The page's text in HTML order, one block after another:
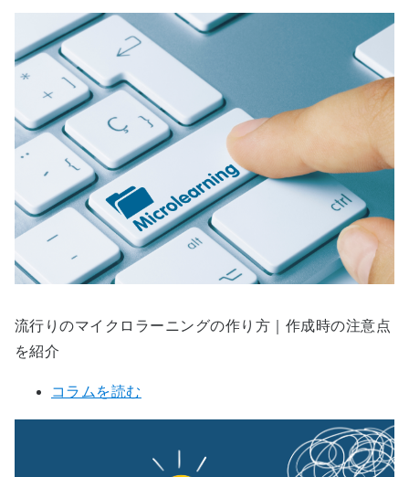
流行りのマイクロラーニングの作り方｜作成時の注意点
を紹介
コラムを読む